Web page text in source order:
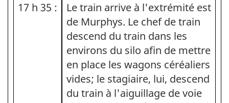
17 h 35 :
Le train arrive à l'extrémité est
de Murphys. Le chef de train
descend du train dans les
environs du silo afin de mettre
en place les wagons céréaliers
vides; le stagiaire, lui, descend
du train à l'aiguillage de voie